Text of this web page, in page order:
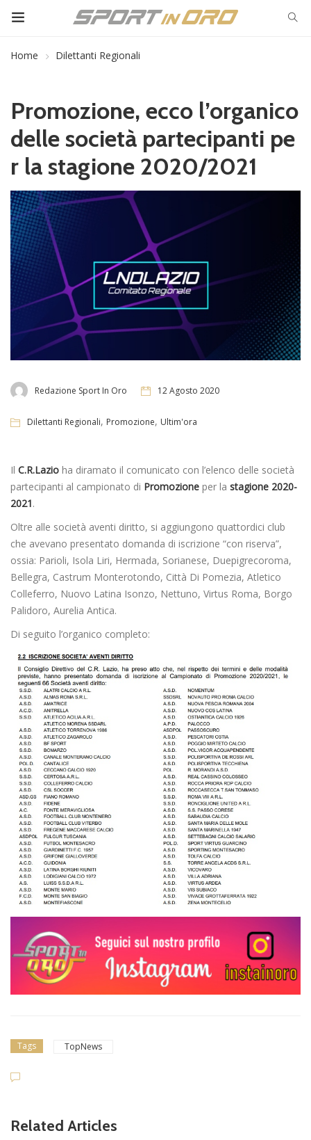
Home Dilettanti Regionali
Promozione, ecco l’organico
delle società partecipanti pe
r la stagione 2020/2021
Redazione Sport In Oro 12 Agosto 2020
Dilettanti Regionali, Promozione, Ultim'ora
Il C.R.Lazio ha diramato il comunicato con l’elenco delle società
partecipanti al campionato di Promozione per la stagione 2020-
2021.
Oltre alle società aventi diritto, si aggiungono quattordici club
che avevano presentato domanda di iscrizione “con riserva”,
ossia: Parioli, Isola Liri, Hermada, Sorianese, Duepigrecoroma,
Bellegra, Castrum Monterotondo, Città Di Pomezia, Atletico
Colleferro, Nuovo Latina Isonzo, Nettuno, Virtus Roma, Borgo
Palidoro, Aurelia Antica.
Di seguito l’organico completo:
Tags TopNews
Related Articles